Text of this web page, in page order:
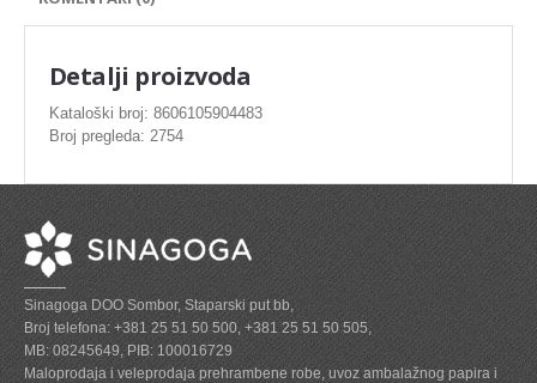
ZAMRZNUTO MESO SVINJSKO
ZAMRZNUTA RIBA
ZAMRZNUTO MESO PILETINA
PASTETE I MESNI NARESCI
TUNJEVINE I KONZERVE
GOTOVA JELA
SIROVINA ZA GASTRO
Detalji proizvoda
Kataloški broj: 8606105904483
Broj pregleda: 2754
Sinagoga DOO Sombor, Staparski put bb,
Broj telefona: +381 25 51 50 500, +381 25 51 50 505,
MB: 08245649, PIB: 100016729
Maloprodaja i veleprodaja prehrambene robe, uvoz ambalažnog papira i